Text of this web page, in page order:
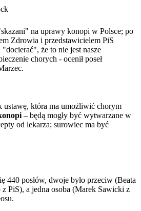
na uprawy konopi w Polsce; po
Zdrowia i przedstawicielem PiS
że to nie jest nasze
chorych - ocenił poseł
ustawę, która ma umożliwić chorym
– będą mogły być wytwarzane w
od lekarza; surowiec ma być
440 posłów, dwoje było przeciw (Beata
PiS), a jedna osoba (Marek Sawicki z